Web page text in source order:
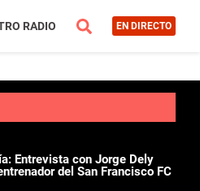
RADIO EN DIRECTO
Entrevista con Jorge Dely
del San Francisco FC